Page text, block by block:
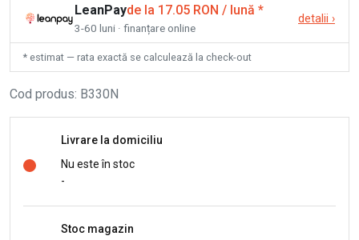
LeanPayde la 17.05 RON / lună *
3-60 luni · finanțare online
detalii ›
* estimat — rata exactă se calculează la check-out
Cod produs: B330N
Livrare la domiciliu
Nu este în stoc
-
Stoc magazin